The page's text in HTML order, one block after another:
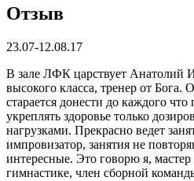
Отзыв
23.07-12.08.17
В зале ЛФК царствует Анатолий
высокого класса, тренер от
старается донести до каждого
укреплять здоровье только
нагрузками. Прекрасно ведет
импровизатор, занятия не
интересные. Это говорю я,
гимнастике, член сборной